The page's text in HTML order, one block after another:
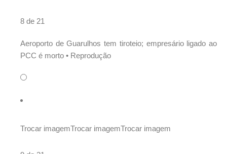
8 de 21
Aeroporto de Guarulhos tem tiroteio; empresário ligado ao
PCC é morto • Reprodução
Trocar imagemTrocar imagemTrocar imagem